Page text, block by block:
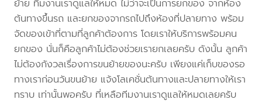
ย้าย ทีมงานเราดูแลให้หมด ไม่ว่าจะเป็นการยกของ จากห้อง
ต้นทางขึ้นรถ และยกของจากรถไปถึงห้องที่ปลายทาง พร้อม
จัดของเข้าที่ตามที่ลูกค้าต้องการ โดยเราให้บริการพร้อมคน
ยกของ นั่นก็คือลูกค้าไม่ต้องช่วยเรายกเลยครับ ดังนั้น ลูกค้า
ไม่ต้องกังวลเรื่องการขนย้ายของนะครับ เพียงแค่เก็บของรอ
ทางเราก่อนวันขนย้าย แจ้งโลเคชั่นต้นทางและปลายทางให้เรา
ทราบ เท่านั้นพอครับ ที่เหลือทีมงานเราดูแลให้หมดเลยครับ